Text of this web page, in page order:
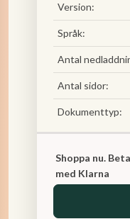
Version:
Språk:
Antal
Antal sidor:
Dokumenttyp:
Shoppa nu.
med Klarna